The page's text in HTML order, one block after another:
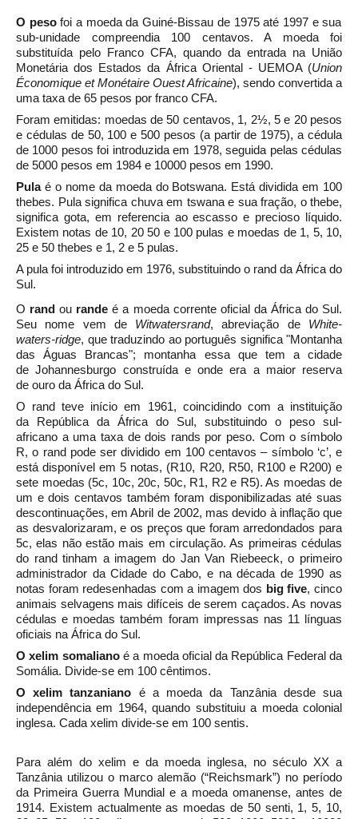
O peso foi a moeda da Guiné-Bissau de 1975 até 1997 e sua
sub-unidade compreendia 100 centavos. A moeda foi
substituída pelo Franco CFA, quando da entrada na União
Monetária dos Estados da África Oriental - UEMOA (Union
Économique et Monétaire Ouest Africaine), sendo convertida a
uma taxa de 65 pesos por franco CFA.
Foram emitidas: moedas de 50 centavos, 1, 2½, 5 e 20 pesos
e cédulas de 50, 100 e 500 pesos (a partir de 1975), a cédula
de 1000 pesos foi introduzida em 1978, seguida pelas cédulas
de 5000 pesos em 1984 e 10000 pesos em 1990.
Pula é o nome da moeda do Botswana. Está dividida em 100
thebes. Pula significa chuva em tswana e sua fração, o thebe,
significa gota, em referencia ao escasso e precioso líquido.
Existem notas de 10, 20 50 e 100 pulas e moedas de 1, 5, 10,
25 e 50 thebes e 1, 2 e 5 pulas.
A pula foi introduzido em 1976, substituindo o rand da África do
Sul.
O rand ou rande é a moeda corrente oficial da África do Sul.
Seu nome vem de
Witwatersrand, abreviação de
White-
waters-ridge, que traduzindo ao português significa "Montanha
das Águas Brancas"; montanha essa que tem a cidade
de Johannesburgo construída e onde era a maior reserva
de ouro da África do Sul.
O rand teve início em 1961, coincidindo com a instituição
da
República da África do Sul, substituindo o
peso sul-
africano a uma taxa de dois rands por peso. Com o símbolo
R, o rand pode ser dividido em 100 centavos – símbolo ‘c’, e
está disponível em 5 notas, (R10, R20, R50, R100 e R200) e
sete moedas (5c, 10c, 20c, 50c, R1, R2 e R5). As moedas de
um e dois centavos também foram disponibilizadas até suas
descontinuações, em Abril de 2002, mas devido à inflação que
as desvalorizaram, e os preços que foram arredondados para
5c, elas não estão mais em circulação. As primeiras cédulas
do rand tinham a imagem do Jan Van Riebeeck, o primeiro
administrador da Cidade do Cabo, e na década de 1990 as
notas foram redesenhadas com a imagem dos big five, cinco
animais selvagens mais difíceis de serem caçados. As novas
cédulas e moedas também foram impressas nas 11 línguas
oficiais na África do Sul.
O xelim somalianoé a moeda oficial da República Federal da
Somália. Divide-se em 100 cêntimos.
O xelim tanzaniano é a moeda da Tanzânia desde sua
independência em 1964, quando substituiu a moeda colonial
inglesa. Cada xelim divide-se em 100 sentis.
Para além do xelim e da moeda inglesa, no século XX a
Tanzânia utilizou o marco alemão (“Reichsmark”) no período
da Primeira Guerra Mundial e a moeda omanense, antes de
1914. Existem actualmente as moedas de 50 senti, 1, 5, 10,